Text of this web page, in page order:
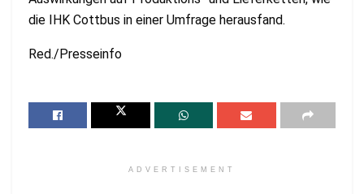
die IHK Cottbus in einer Umfrage herausfand.
Red./Presseinfo
ADVERTISEMENT